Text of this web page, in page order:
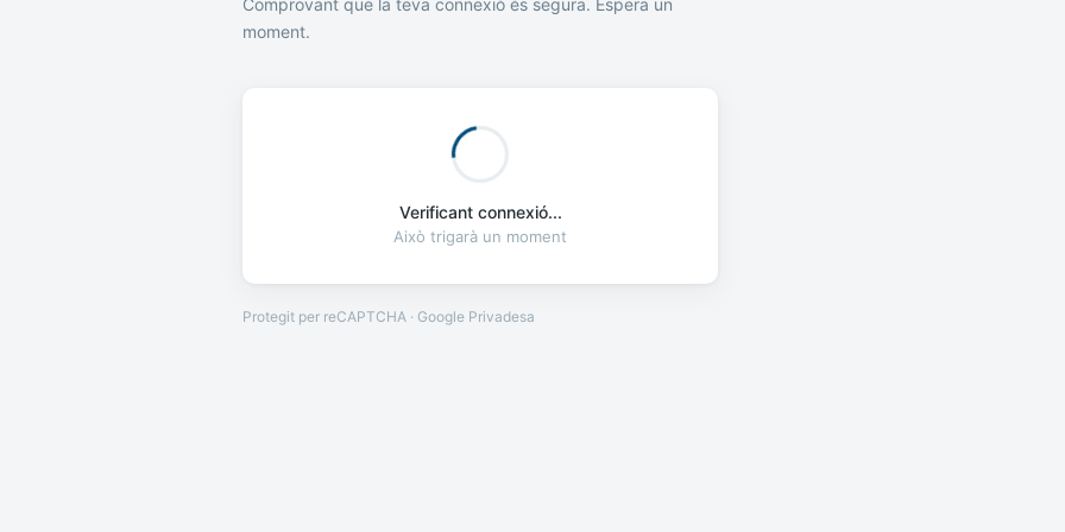
moment.
Verificant connexió...
Això trigarà un moment
Protegit per reCAPTCHA · Google Privadesa